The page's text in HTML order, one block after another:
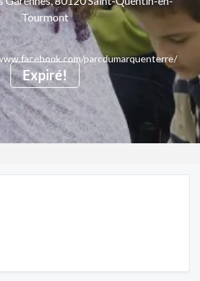
Expiré!
Tourmont
parcdumarquenterre/